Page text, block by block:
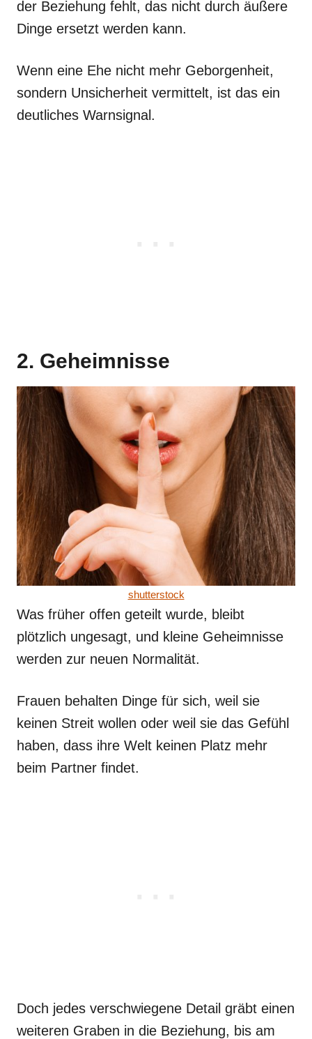
der Beziehung fehlt, das nicht durch äußere
Dinge ersetzt werden kann.
Wenn eine Ehe nicht mehr Geborgenheit,
sondern Unsicherheit vermittelt, ist das ein
deutliches Warnsignal.
2. Geheimnisse
shutterstock
Was früher offen geteilt wurde, bleibt
plötzlich ungesagt, und kleine Geheimnisse
werden zur neuen Normalität.
Frauen behalten Dinge für sich, weil sie
keinen Streit wollen oder weil sie das Gefühl
haben, dass ihre Welt keinen Platz mehr
beim Partner findet.
Doch jedes verschwiegene Detail gräbt einen
weiteren Graben in die Beziehung, bis am